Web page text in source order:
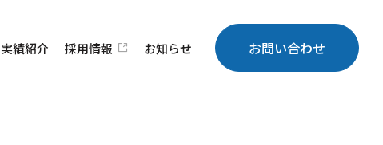
実績紹介 採用情報 お知らせ お問い合わせ